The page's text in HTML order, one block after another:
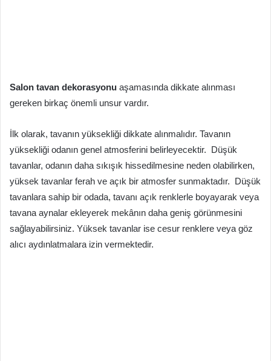
Salon tavan dekorasyonu aşamasında dikkate alınması
gereken birkaç önemli unsur vardır.
İlk olarak, tavanın yüksekliği dikkate alınmalıdır. Tavanın
yüksekliği odanın genel atmosferini belirleyecektir. Düşük
tavanlar, odanın daha sıkışık hissedilmesine neden olabilirken,
yüksek tavanlar ferah ve açık bir atmosfer sunmaktadır. Düşük
tavanlara sahip bir odada, tavanı açık renklerle boyayarak veya
tavana aynalar ekleyerek mekânın daha geniş görünmesini
sağlayabilirsiniz. Yüksek tavanlar ise cesur renklere veya göz
alıcı aydınlatmalara izin vermektedir.